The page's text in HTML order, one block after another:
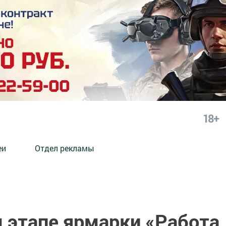
18+
Отдел рекламы
ярмарки «Работа